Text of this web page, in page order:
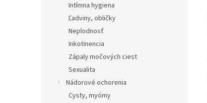
Intímna hygiena
Ľadviny, obličky
Neplodnosť
Inkotinencia
Zápaly močových ciest
Sexualita
Nádorové ochorenia
Cysty, myómy